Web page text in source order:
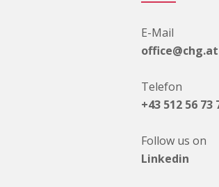
E-Mail
office@chg.at
Telefon
+43 512 56 73
Follow us on
Linkedin